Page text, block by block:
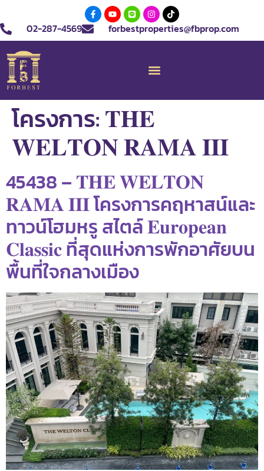
02-287-4569 forbestproperties@fbprop.com
โครงการ:𝐓𝐇𝐄
𝐖𝐄𝐋𝐓𝐎𝐍 𝐑𝐀𝐌𝐀 𝐈𝐈𝐈
45438 – 𝐓𝐇𝐄 𝐖𝐄𝐋𝐓𝐎𝐍
𝐑𝐀𝐌𝐀 𝐈𝐈𝐈 โครงการคฤหาสน์และ
ทาวน์โฮมหรู สไตล์ 𝐄𝐮𝐫𝐨𝐩𝐞𝐚𝐧
𝐂𝐥𝐚𝐬𝐬𝐢𝐜 ที่สุดแห่งการพักอาศัยบน
พื้นที่ใจกลางเมือง